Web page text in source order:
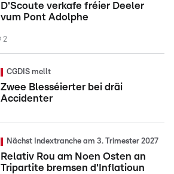
D'Scoute verkafe fréier Deeler
vum Pont Adolphe
2
CGDIS mellt
Zwee Blesséierter bei dräi
Accidenter
Nächst Indextranche am 3. Trimester 2027
Relativ Rou am Noen Osten an
Tripartite bremsen d'Inflatioun